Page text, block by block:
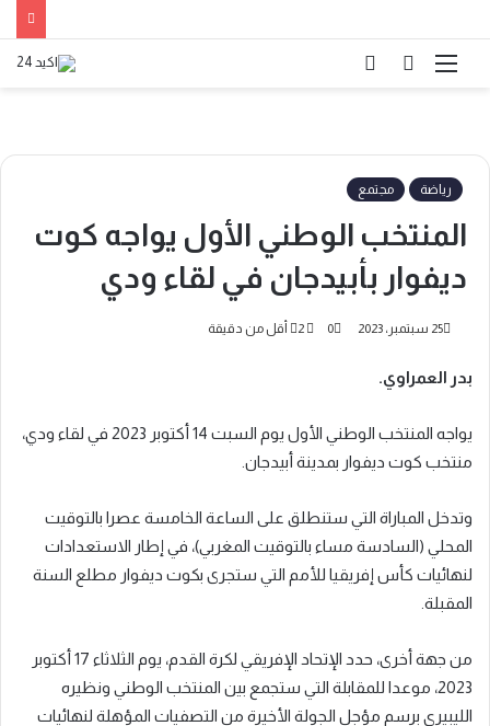
القائمة بحث
رياضة مجتمع
المنتخب الوطني الأول يواجه كوت
ديفوار بأبيدجان في لقاء ودي
25 سبتمبر، 2023 0 أقل من دقيقة
بدر العمراوي.
يواجه المنتخب الوطني الأول يوم السبت 14 أكتوبر 2023 في لقاء ودي،
منتخب كوت ديفوار بمدينة أبيدجان.
وتدخل المباراة التي ستنطلق على الساعة الخامسة عصرا بالتوقيت
المحلي (السادسة مساء بالتوقيت المغربي)، في إطار الاستعدادات
لنهائيات كأس إفريقيا للأمم التي ستجرى بكوت ديفوار مطلع السنة
المقبلة.
من جهة أخرى، حدد الإتحاد الإفريقي لكرة القدم، يوم الثلاثاء 17 أكتوبر
2023، موعدا للمقابلة التي ستجمع بين المنتخب الوطني ونظيره
الليبيري برسم مؤجل الجولة الأخيرة من التصفيات المؤهلة لنهائيات